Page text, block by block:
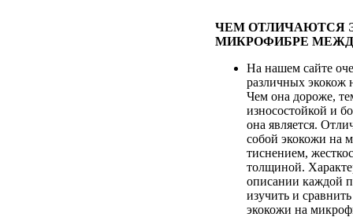
ЧЕМ ОТЛИЧАЮТСЯ
МИКРОФИБРЕ
На нашем сайте
различных экокож
Чем она дороже,
износостойкой и
она является.
собой экокожи на
тиснением,
толщиной.
описании каждой
изучить и
экокожи на